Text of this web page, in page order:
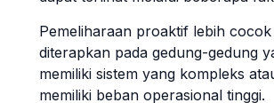
Pemeliharaan proaktif lebih cocok
diterapkan pada gedung-gedung
memiliki sistem yang kompleks
memiliki beban operasional tinggi.